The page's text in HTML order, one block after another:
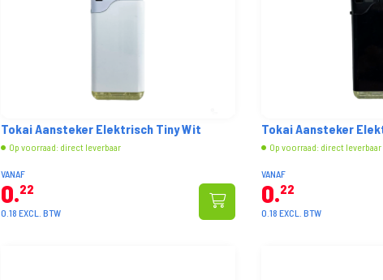
Tokai Aansteker Elektrisch Tiny Wit
Op voorraad: direct leverbaar
VANAF
0 22
0.18 EXCL. BTW
Tokai Aansteker
Op voorraad: direct leverbaar
VANAF
0 22
0.18 EXCL. BTW